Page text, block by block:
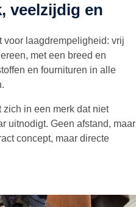
veelzijdig en
voor laagdrempeligheid: vrij
met een breed en
en fournituren in alle
zich in een merk dat niet
uitnodigt. Geen afstand, maar
concept, maar directe